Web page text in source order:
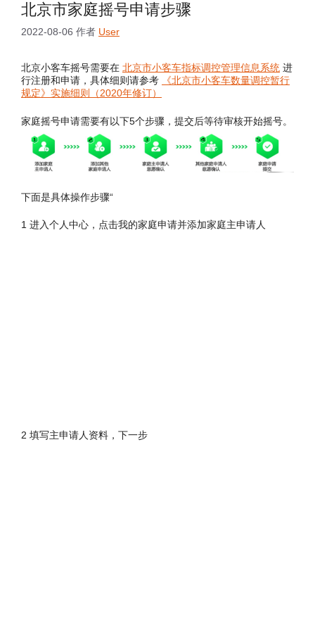
北京市家庭摇号申请步骤
2022-08-06 作者 User
北京小客车摇号需要在 北京市小客车指标调控管理信息系统 进
行注册和申请，具体细则请参考
《北京市小客车数量调控暂行
规定》实施细则（2020年修订）
家庭摇号申请需要有以下5个步骤，提交后等待审核开始摇号。
下面是具体操作步骤“
1 进入个人中心，点击我的家庭申请并添加家庭主申请人
2 填写主申请人资料，下一步